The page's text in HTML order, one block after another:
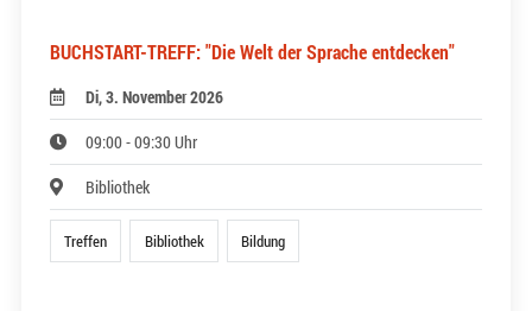
BUCHSTART-TREFF: "Die Welt der Sprache entdecken"
Di, 3. November 2026
09:00 - 09:30 Uhr
Bibliothek
Treffen Bibliothek Bildung